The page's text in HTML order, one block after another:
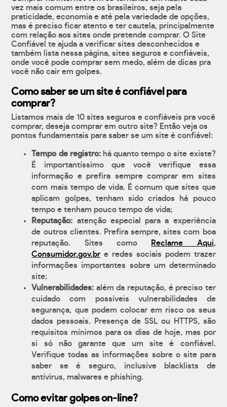
vez mais comum entre os brasileiros, seja pela
praticidade, economia e até pela variedade de opções,
mas é preciso ficar atento e ter cautela, principalmente
com relação aos sites onde pretende comprar. O Site
Confiável te ajuda a verificar sites desconhecidos e
também lista nessa página, sites seguros e confiáveis,
onde você pode comprar sem medo, além de dicas pra
você não cair em golpes.
Como saber se um site é confiável para
comprar?
Listamos mais de 10 sites seguros e confiáveis pra você
comprar, deseja comprar em outro site? Então veja os
pontos fundamentais para saber se um site é confiável:
Tempo de registro:há quanto tempo o site existe?
É importantíssimo que você verifique essa
informação e prefira sempre comprar em sites
com mais tempo de vida. É comum que sites que
aplicam golpes, tenham sido criados há pouco
tempo e tenham pouco tempo de vida;
Reputação: atenção especial para a experiência
de outros clientes. Prefira sempre, sites com boa
reputação. Sites como
Reclame Aqui,
Consumidor.gov.br e redes sociais podem trazer
informações importantes sobre um determinado
site;
Vulnerabilidades: além da reputação, é preciso ter
cuidado com possíveis vulnerabilidades de
segurança, que podem colocar em risco os seus
dados pessoais. Presença de SSL ou HTTPS, são
requisitos mínimos para os dias de hoje, mas por
si só não garante que um site é confiável.
Verifique todas as informações sobre o site para
saber se é seguro, inclusive blacklists de
antívirus, malwares e phishing.
Como evitar golpes on-line?